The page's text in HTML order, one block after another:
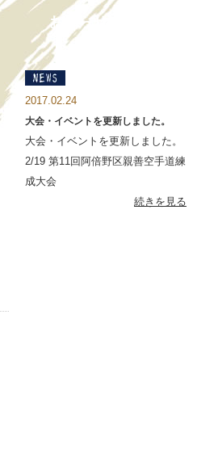
お知らせ一覧
2017.02.24
大会・イベントを更新しました。
大会・イベントを更新しました。
2/19 第11回阿倍野区親善空手道練
成大会
続きを見る